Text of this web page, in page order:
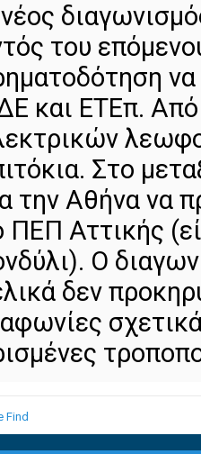
του
και ΕΤΕπ.
Στο
την Αθήνα να
ΠΕΠ Αττικής
Ο
δεν
Find